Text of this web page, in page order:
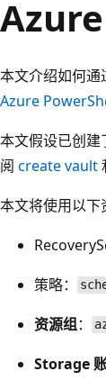
本文介绍如何通
Azure
本文假设已创
阅 create vault
本文将使用以下
策略：
资源组：
Storage